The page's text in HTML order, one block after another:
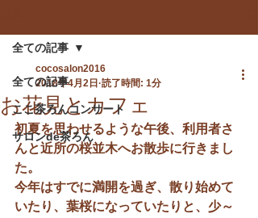
全ての記事
ここ茶ろんコンサート
サロンde茶ろん
全ての記事
お花見とカフェ
cocosalon2016
2018年4月2日 読了時間: 1分
初夏を思わせるような午後、利用者さ
んと近所の桜並木へお散歩に行きまし
た。
今年はすでに満開を過ぎ、散り始めて
いたり、葉桜になっていたりと、少～